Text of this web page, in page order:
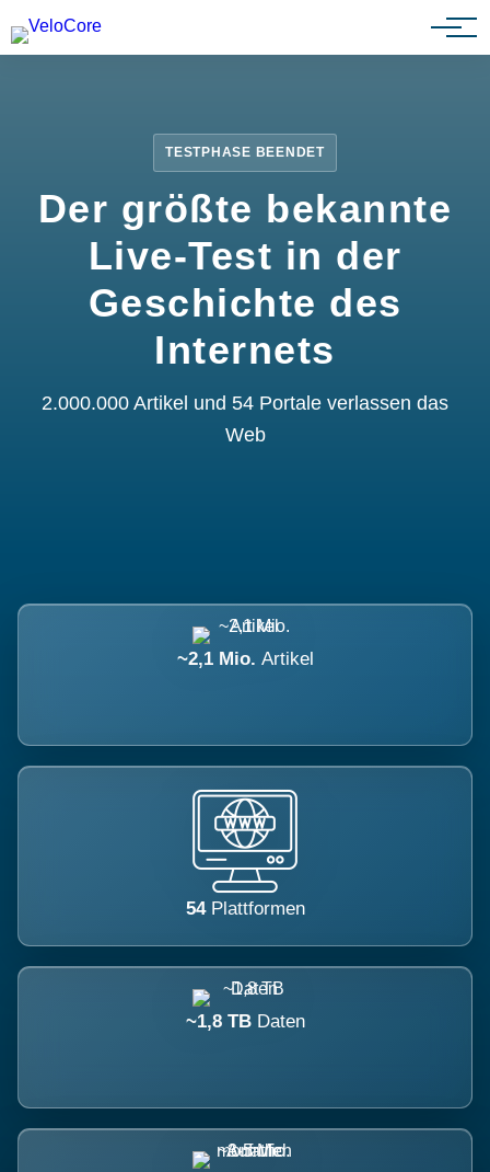
Partnerprogramm
TESTPHASE BEENDET
Der größte bekannte
Live-Test in der
Geschichte des
Internets
2.000.000 Artikel und 54 Portale verlassen das
Web
~2,1 Mio. Artikel
54 Plattformen
~1,8 TB Daten